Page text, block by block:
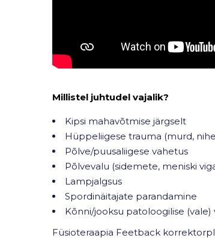
Millistel juhtudel vajalik?
Kipsi mahavõtmise järgselt
Hüppeliigese trauma (murd,
Põlve/puusaliigese vahetus
Põlvevalu (sidemete, meniski
Lampjalgsus
Spordinäitajate parandamine
Kõnni/jooksu patoloogilise (vale)
Füsioteraapia Feetback